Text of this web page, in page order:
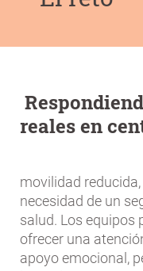
reales en
movilidad
necesidad de un
salud. Los equipos
ofrecer una
apoyo emocional,